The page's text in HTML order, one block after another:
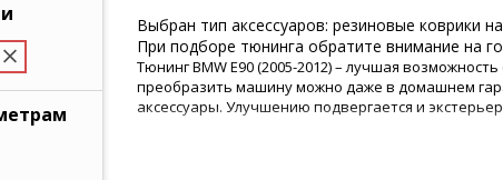
Выбран тип аксессуаров: резиновые коврики
При подборе тюнинга обратите внимание на
Тюнинг BMW E90 (2005-2012) – лучшая
преобразить машину можно даже в домашнем
аксессуары. Улучшению подвергается и